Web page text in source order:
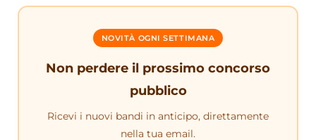
NOVITÀ OGNI SETTIMANA
Non perdere il prossimo concorso
pubblico
Ricevi i nuovi bandi in anticipo, direttamente
nella tua email.